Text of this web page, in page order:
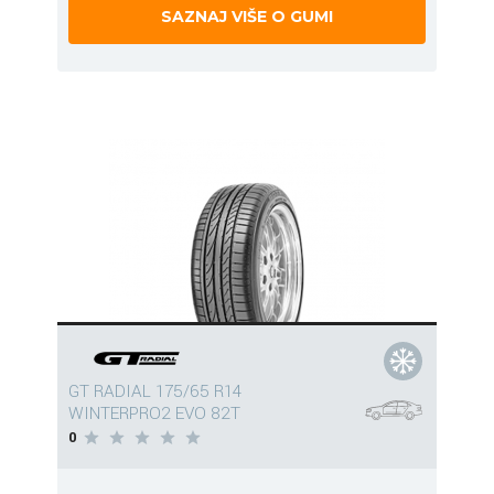
SAZNAJ VIŠE O GUMI
GT RADIAL 175/65 R14
WINTERPRO2 EVO 82T
0